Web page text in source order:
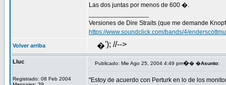
Las dos juntas por menos de 600 �.
Versiones de Dire Straits (que me demande
https://www.soundclick.com/bands/4/
Volver arriba �'); //-->
Lluc
Registrado: 08 Feb 2004
Publicado: Mie Ago 25, 2004 4:49 pm�� �Asunto:
"Estoy de acuerdo con Perturk en lo de los